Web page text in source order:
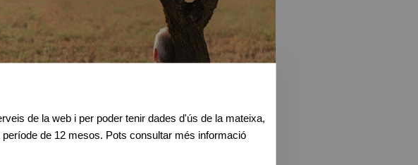
de la web i per poder tenir dades d'ús de la mateixa,
de 12 mesos. Pots consultar més informació